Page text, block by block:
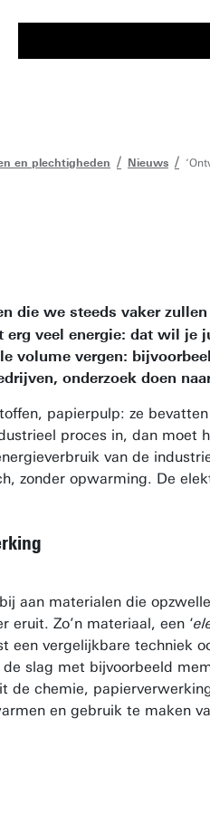
en plechtigheden Nieuws
die we steeds vaker
veel energie: dat wil je
volume vergen:
onderzoek doen
papierpulp: ze
proces in, dan
van de
zonder opwarming. De
aan materialen die
eruit. Zo’n materiaal, een ‘
een vergelijkbare techniek
slag met bijvoorbeeld
de chemie,
en gebruik te maken